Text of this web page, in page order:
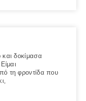
δοκίμασα
τη φροντίδα που